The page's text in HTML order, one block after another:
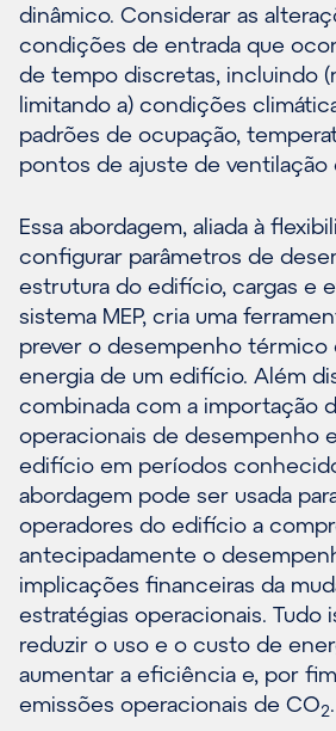
dinâmico. Considerar as
condições de entrada que
de tempo discretas, incluindo
limitando a) condições
padrões de ocupação,
pontos de ajuste de ventilação
Essa abordagem, aliada à
configurar parâmetros de
estrutura do edifício, cargas e
sistema MEP, cria uma
prever o desempenho térmico
energia de um edifício. Além
combinada com a importação
operacionais de desempenho
edifício em períodos
abordagem pode ser usada
operadores do edifício a
antecipadamente o
implicações financeiras da
estratégias operacionais. Tudo
reduzir o uso e o custo de
aumentar a eficiência e, por
emissões operacionais de CO2.